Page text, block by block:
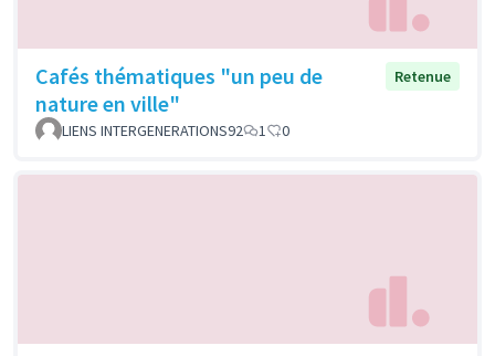
Cafés thématiques "un peu de
nature en ville"
Retenue
LIENS INTERGENERATIONS92 1 0